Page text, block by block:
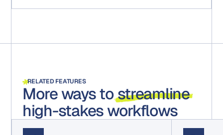
RELATED FEATURES
More ways tostreamline
high-stakes workflows